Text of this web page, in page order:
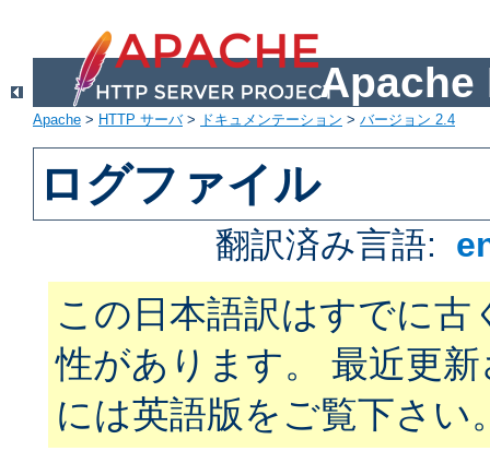
Apache
Apache > HTTP サーバ> ドキュメンテーション > バージョン 2.4
ログファイル
翻訳済み言語:
この日本語訳はすでに古
性があります。 最近更
には英語版をご覧下さい